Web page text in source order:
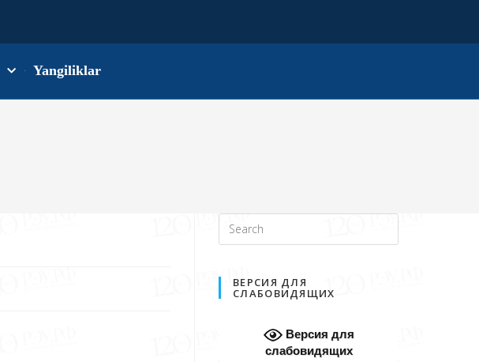
Yangiliklar
ВЕРСИЯ ДЛЯ
СЛАБОВИДЯЩИХ
Версия для
слабовидящих